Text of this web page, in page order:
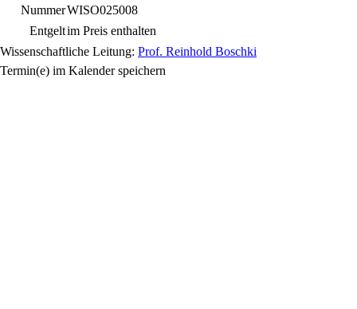
NummerWISO025008
Entgeltim Preis enthalten
Wissenschaftliche Leitung: Prof. Reinhold Boschki
Termin(e) im Kalender speichern